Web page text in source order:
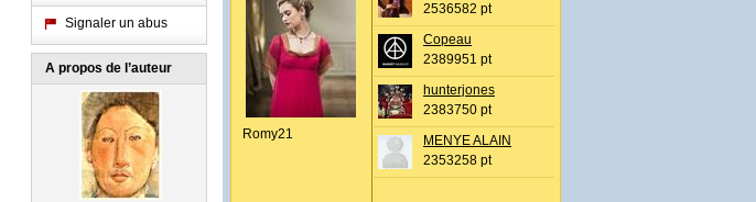
Signaler un abus
A propos de l’auteur
Romy21
2536582 pt
Copeau
2389951 pt
hunterjones
2383750 pt
MENYE ALAIN
2353258 pt